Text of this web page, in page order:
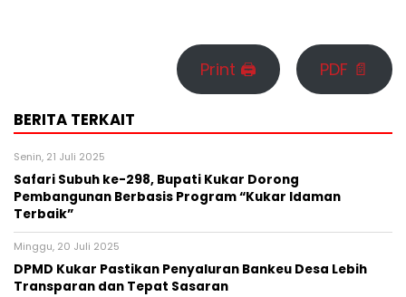
Print 🖨 PDF 📄
BERITA TERKAIT
Senin, 21 Juli 2025
Safari Subuh ke-298, Bupati Kukar Dorong
Pembangunan Berbasis Program “Kukar Idaman
Terbaik”
Minggu, 20 Juli 2025
DPMD Kukar Pastikan Penyaluran Bankeu Desa Lebih
Transparan dan Tepat Sasaran